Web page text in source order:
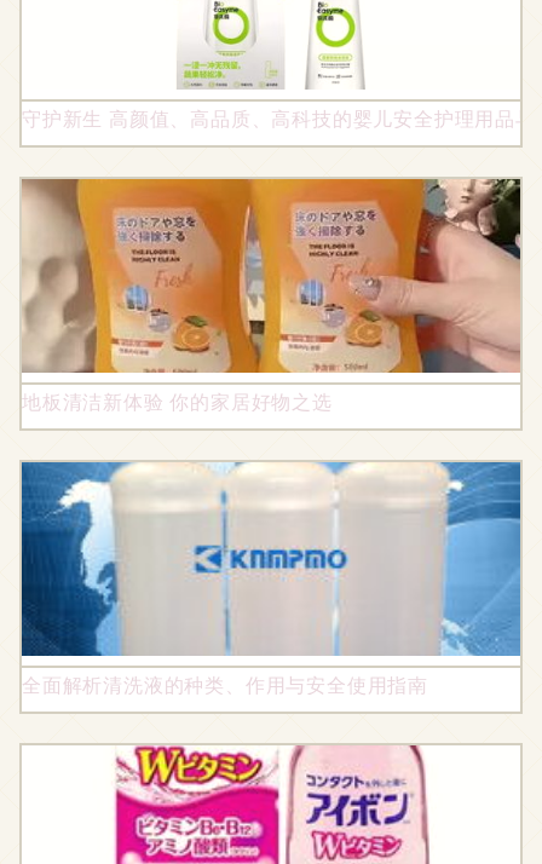
守护新生 高颜值、高品质、高科技的婴儿安全护理用品
地板清洁新体验 你的家居好物之选
全面解析清洗液的种类、作用与安全使用指南